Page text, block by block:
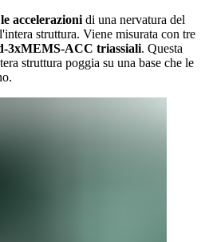
accelerazioni di una nervatura del
struttura. Viene misurata con tre
3xMEMS-ACC triassiali. Questa
struttura poggia su una base che le